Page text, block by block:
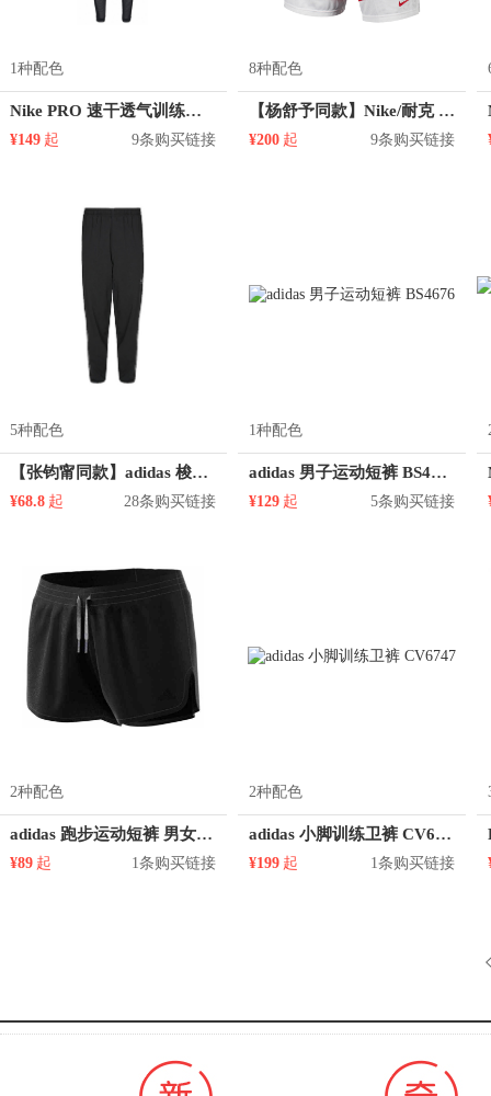
1种配色
Nike PRO 速干透气训练健身运动紧身裤 889646
¥149 起 9条购买链接
8种配色
【杨舒予同款】Nike/耐克 Dri-FIT DNA速干训练透气跑步篮球运动短裤 867769
¥200 起 9条购买链接
5种配色
【张钧甯同款】adidas 梭织训练快干健身运动长裤 男女同款 CG1506
¥68.8 起 28条购买链接
1种配色
adidas 男子运动短裤 BS4676
¥129 起 5条购买链接
2种配色
adidas 跑步运动短裤 男女同款 BP9309
¥89 起 1条购买链接
2种配色
adidas 小脚训练卫裤 CV6747
¥199 起 1条购买链接